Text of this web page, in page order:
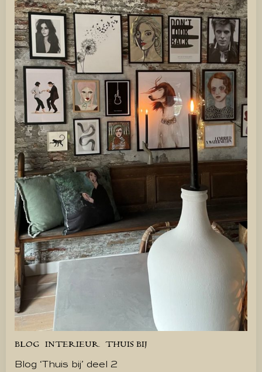
BLOG INTERIEUR THUIS BIJ
Blog ‘Thuis bij’ deel 2